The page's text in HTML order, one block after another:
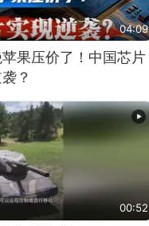
04:09
果压价了！中国芯片
？
00:52